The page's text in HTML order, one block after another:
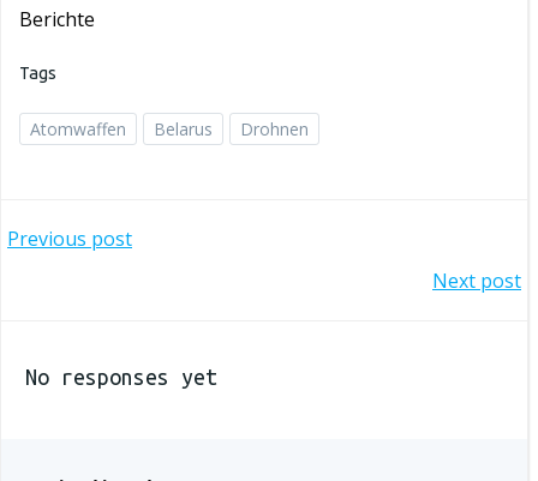
Berichte
Tags
Atomwaffen Belarus Drohnen
Post
Previous post
Next post
No responses yet